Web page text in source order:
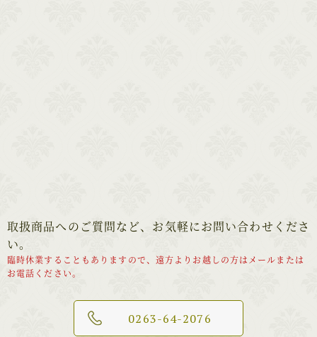
取扱商品へのご質問など、お気軽にお問い合わせくださ
い。
臨時休業することもありますので、遠方よりお越しの方はメールまたは
お電話ください。
0263-64-2076